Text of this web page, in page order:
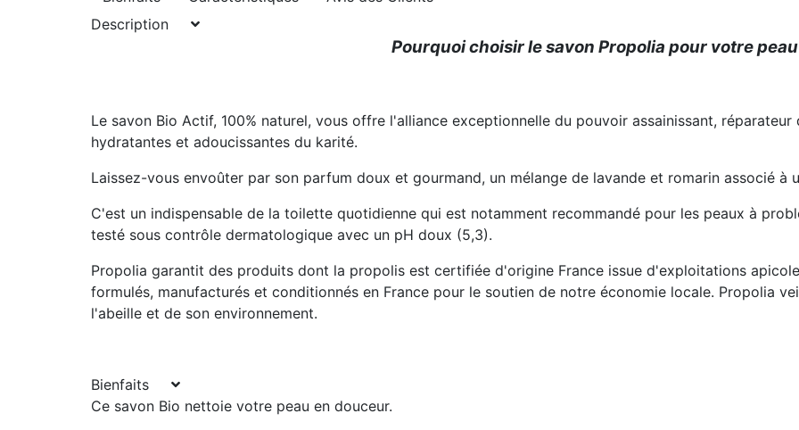
Description
Pourquoi choisir le savon Propolia pour votre
Le savon Bio Actif, 100% naturel, vous offre l'alliance exceptionnelle du pouvoir assainissant,
hydratantes et adoucissantes du karité.
Laissez-vous envoûter par son parfum doux et gourmand, un mélange de lavande et romarin associé à
C'est un indispensable de la toilette quotidienne qui est notamment recommandé pour les peaux à
testé sous contrôle dermatologique avec un pH doux (5,3).
Propolia garantit des produits dont la propolis est certifiée d'origine France issue d'exploitations
formulés, manufacturés et conditionnés en France pour le soutien de notre économie locale. Propolia
l'abeille et de son environnement.
Bienfaits
Ce savon Bio nettoie votre peau en douceur.